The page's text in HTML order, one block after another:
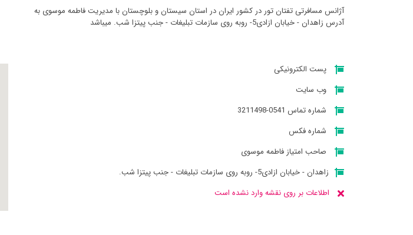
آژانس مسافرتی تفتان تور در کشور ایران در استان سيستان و بلوچستان با مدیریت فاطمه موسوی به
آدرس زاهدان - خیابان ازادی5- روبه روی سازمات تبلیغات - جنب پیتزا شب. میباشد
پست الکترونیکی
وب سایت
شماره تماس 0541-3211498
شماره فکس
صاحب امتیاز فاطمه موسوی
زاهدان - خیابان ازادی5- روبه روی سازمات تبلیغات - جنب پیتزا شب.
اطلاعات بر روی نقشه وارد نشده است